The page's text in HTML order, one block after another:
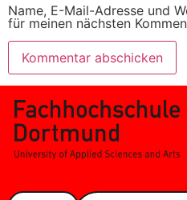
Name, E-Mail-Adresse und
für meinen nächsten